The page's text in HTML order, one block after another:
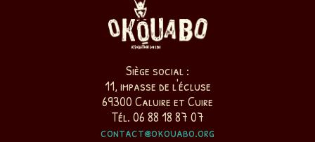
Siège social :
11, impasse de l'écluse
69300 Caluire et Cuire
Tél. 06 88 18 87 07
contact@okouabo.org